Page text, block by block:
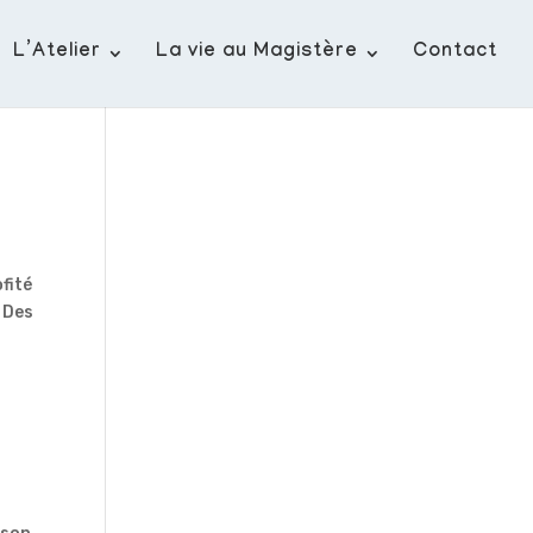
L’Atelier La vie au Magistère Contact